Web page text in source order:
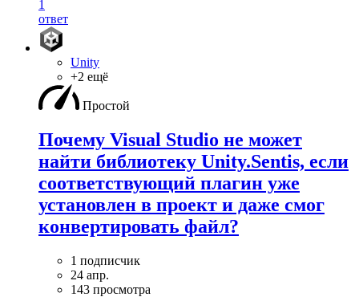
1
ответ
Unity
+2 ещё
Простой
Почему Visual Studio не может
найти библиотеку Unity.Sentis, если
соответствующий плагин уже
установлен в проект и даже смог
конвертировать файл?
1 подписчик
24 апр.
143 просмотра